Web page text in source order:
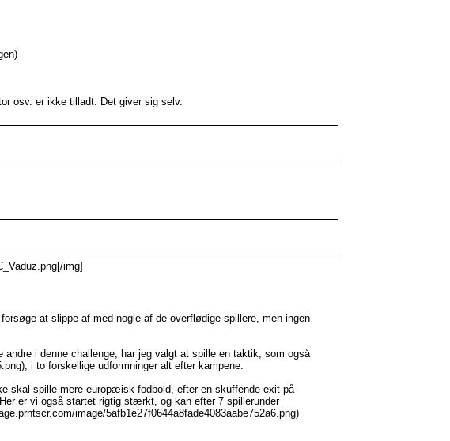
osv. er ikke tilladt. Det giver sig selv.
img]
at slippe af med nogle af de overflødige spillere, men ingen
i denne challenge, har jeg valgt at spille en taktik, som også
i to forskellige udformninger alt efter kampene.
skal spille mere europæisk fodbold, efter en skuffende exit på
er vi også startet rigtig stærkt, og kan efter 7 spillerunder
image/5afb1e27f0644a8fade4083aabe752a6.png)